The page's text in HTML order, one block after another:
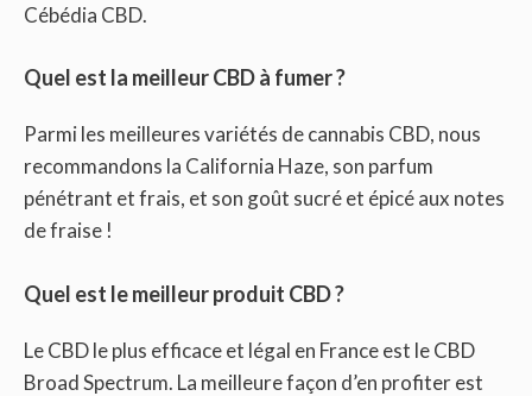
Cébédia CBD.
Quel est la meilleur CBD à fumer ?
Parmi les meilleures variétés de cannabis CBD, nous
recommandons la California Haze, son parfum
pénétrant et frais, et son goût sucré et épicé aux notes
de fraise !
Quel est le meilleur produit CBD ?
Le CBD le plus efficace et légal en France est le CBD
Broad Spectrum. La meilleure façon d’en profiter est